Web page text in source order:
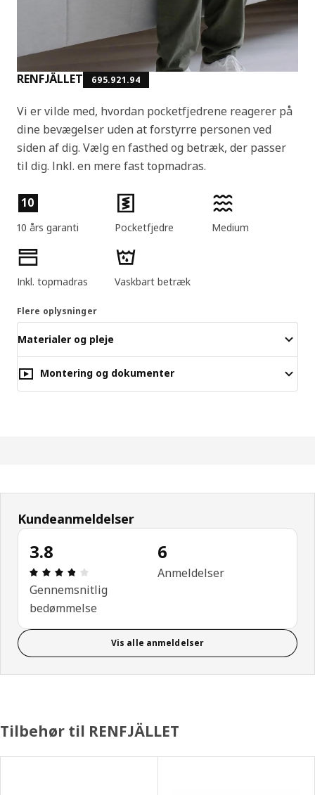
RENFJÄLLET 695.921.94
Vi er vilde med, hvordan pocketfjedrene reagerer på
dine bevægelser uden at forstyrre personen ved
siden af dig. Vælg en fasthed og betræk, der passer
til dig. Inkl. en mere fast topmadras.
Produktfunktioner
10
10 års garanti Pocketfjedre Medium
Inkl. topmadras Vaskbart betræk
Flere oplysninger
Materialer og pleje
Montering og dokumenter
Kundeanmeldelser
3.8
Anmeldelse: 3.8 Ud af 5 Stjerner. Anmeldelser i
Gennemsnitlig
bedømmelse
6
Anmeldelser
Vis alle anmeldelser
Tilbehør til RENFJÄLLET